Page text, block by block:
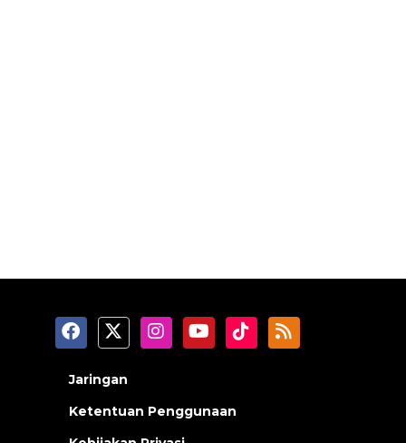
Jaringan
Ketentuan Penggunaan